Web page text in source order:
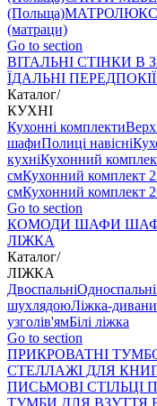
(Польща)МАТРОЛЮКС
(матраци)
Go to section
ВIТАЛЬНI СТІНКИ В
ЇДАЛЬНI ПЕРЕДПОКІЇ
Каталог/
КУХНІ
Кухонні комплекти
шафиПолиці навісні
кухніКухонний
смКухонний комплект
смКухонний комплект
Go to section
КОМОДИ ШАФИ
ЛІЖКА
Каталог/
ЛІЖКА
ДвоспальніОдноспальні
шухлядоюЛіжка-дивани
узголів'ямБілі ліжка
Go to section
ПРИКРОВАТНІ
СТЕЛЛАЖІ ДЛЯ
ПИСЬМОВІ СТІЛЬЦI
ТУМБИ ДЛЯ ВЗУТТЯ